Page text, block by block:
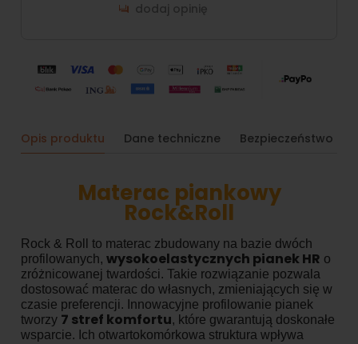
dodaj opinię
Opis produktu Dane techniczne Bezpieczeństwo
Materac piankowy
Rock&Roll
Rock & Roll to materac zbudowany na bazie dwóch
profilowanych, wysokoelastycznych pianek HR o
zróżnicowanej twardości. Takie rozwiązanie pozwala
dostosować materac do własnych, zmieniających się w
czasie preferencji. Innowacyjne profilowanie pianek
tworzy 7 stref komfortu, które gwarantują doskonałe
wsparcie. Ich otwartokomórkowa struktura wpływa